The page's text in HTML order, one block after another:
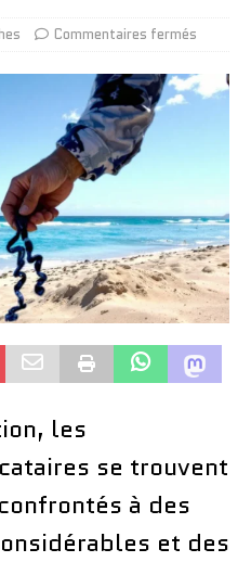
Commentaires fermés
les
se trouvent
à des
et des